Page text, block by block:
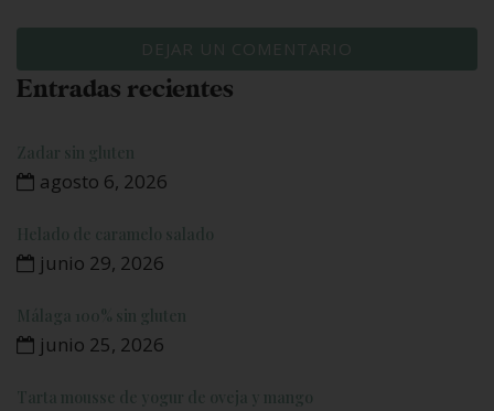
Entradas recientes
Zadar sin gluten
agosto 6, 2026
Helado de caramelo salado
junio 29, 2026
Málaga 100% sin gluten
junio 25, 2026
Tarta mousse de yogur de oveja y mango